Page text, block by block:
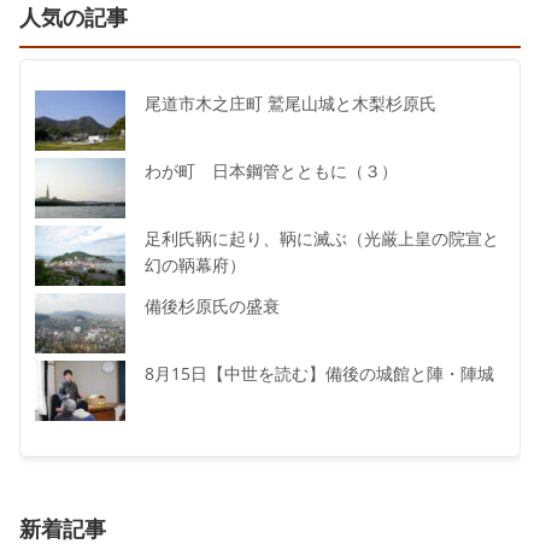
人気の記事
尾道市木之庄町 鷲尾山城と木梨杉原氏
わが町 日本鋼管とともに（３）
足利氏鞆に起り、鞆に滅ぶ（光厳上皇の院宣と
幻の鞆幕府）
備後杉原氏の盛衰
8月15日【中世を読む】備後の城館と陣・陣城
新着記事